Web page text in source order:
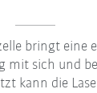
bringt eine
mit sich und
kann die